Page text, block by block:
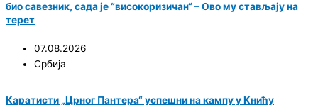
био савезник, сада је “високоризичан“ – Ово му стављају на
терет
07.08.2026
Србија
Каратисти „Црног Пантера“ успешни на кампу у Книћу